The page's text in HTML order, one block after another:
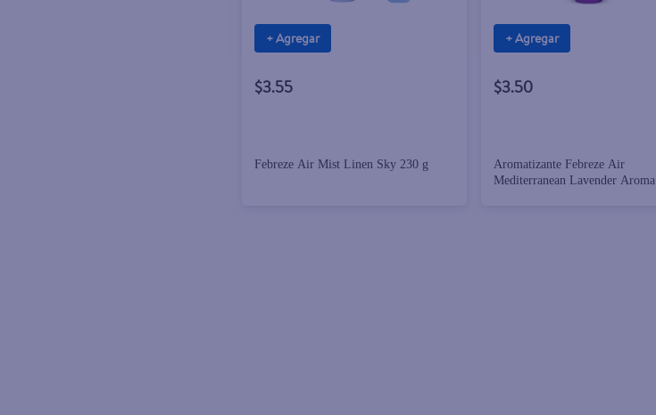
+ Agregar
$3.55
Febreze Air Mist Linen Sky 230 g
+ Agregar
$3.50
Aromatizante Febreze Air
Mediterranean Lavender Aroma